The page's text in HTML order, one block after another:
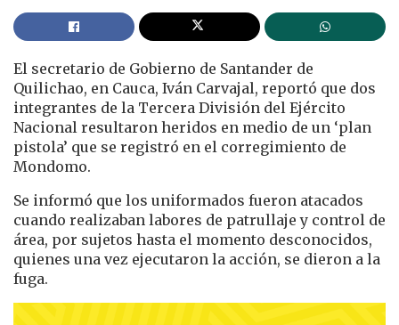
El secretario de Gobierno de Santander de
Quilichao, en Cauca, Iván Carvajal, reportó que dos
integrantes de la Tercera División del Ejército
Nacional resultaron heridos en medio de un ‘plan
pistola’ que se registró en el corregimiento de
Mondomo.
Se informó que los uniformados fueron atacados
cuando realizaban labores de patrullaje y control de
área, por sujetos hasta el momento desconocidos,
quienes una vez ejecutaron la acción, se dieron a la
fuga.